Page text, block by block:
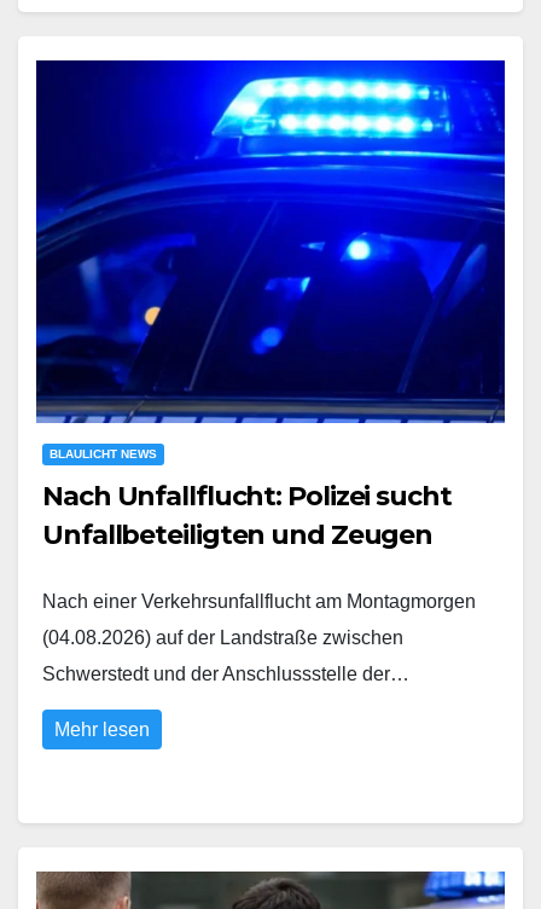
BLAULICHT NEWS
Nach Unfallflucht: Polizei sucht
Unfallbeteiligten und Zeugen
Nach einer Verkehrsunfallflucht am Montagmorgen
(04.08.2026) auf der Landstraße zwischen
Schwerstedt und der Anschlussstelle der…
Mehr lesen